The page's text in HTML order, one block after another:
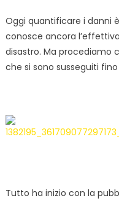
Oggi quantificare i danni
conosce ancora
disastro. Ma procediamo
che si sono susseguiti
Tutto ha inizio con la